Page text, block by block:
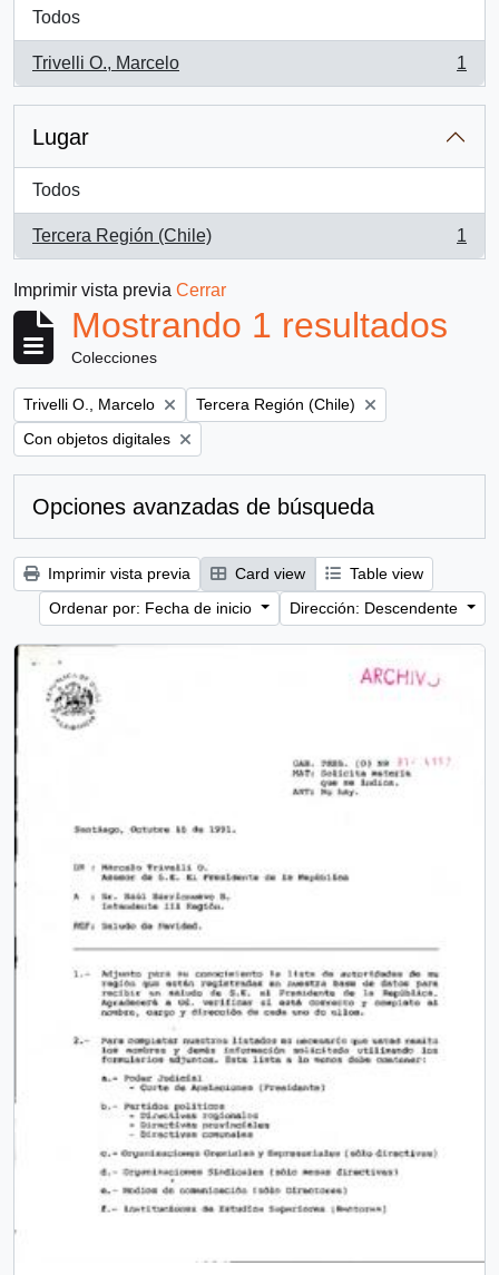
Todos
Trivelli O., Marcelo
, 1 resultados
1
Lugar
Todos
Tercera Región (Chile)
, 1 resultados
1
Imprimir vista previa Cerrar
Mostrando 1 resultados
Colecciones
Remove filter:
Trivelli O., Marcelo Remove filter:
Tercera Región (Chile)
Remove filter:
Con objetos digitales
Opciones avanzadas de búsqueda
Imprimir vista previa Card view
Table view
Ordenar por: Fecha de inicio
Dirección: Descendente